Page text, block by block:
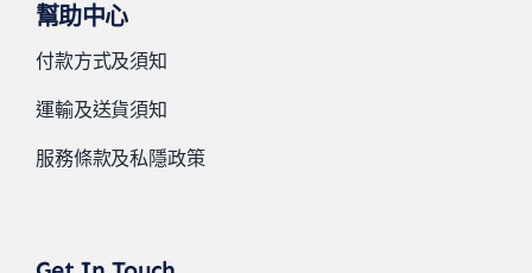
幫助中心
付款方式及須知
運輸及送貨須知
服務條款及私隱政策